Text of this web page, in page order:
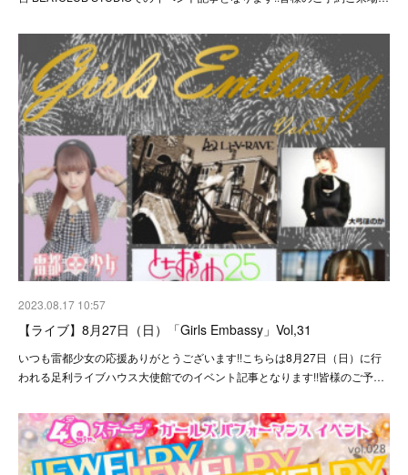
2023.08.17 10:57
【ライブ】8月27日（日）「Girls Embassy」Vol,31
いつも雷都少女の応援ありがとうございます!!こちらは8月27日（日）に行
われる足利ライブハウス大使館でのイベント記事となります!!皆様のご予…